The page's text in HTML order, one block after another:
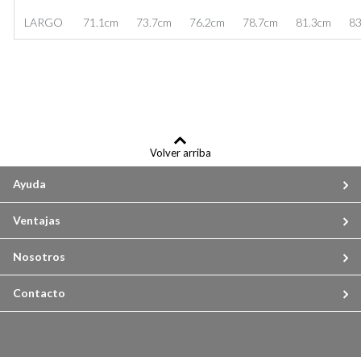
LARGO 71.1cm 73.7cm 76.2cm 78.7cm 81.3cm
Volver arriba
Ayuda
Ventajas
Nosotros
Contacto